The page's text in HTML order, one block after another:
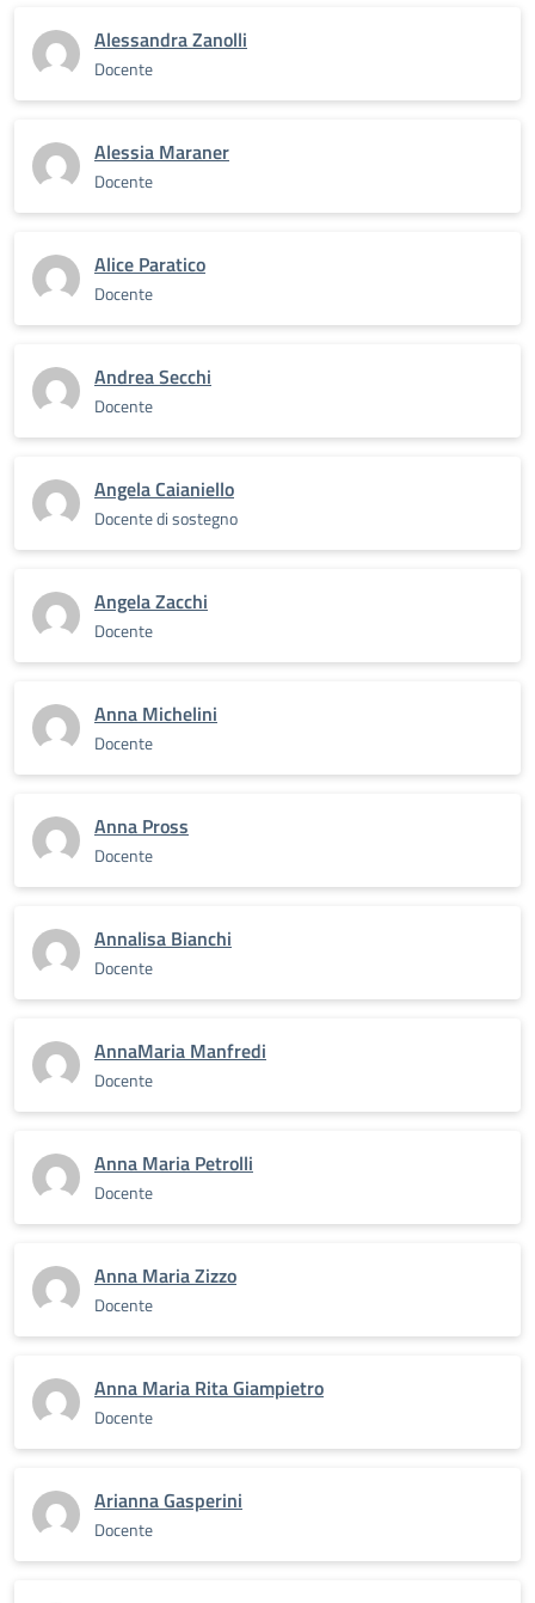
Alessandra Zanolli
Docente
Alessia Maraner
Docente
Alice Paratico
Docente
Andrea Secchi
Docente
Angela Caianiello
Docente di sostegno
Angela Zacchi
Docente
Anna Michelini
Docente
Anna Pross
Docente
Annalisa Bianchi
Docente
AnnaMaria Manfredi
Docente
Anna Maria Petrolli
Docente
Anna Maria Zizzo
Docente
Anna Maria Rita Giampietro
Docente
Arianna Gasperini
Docente